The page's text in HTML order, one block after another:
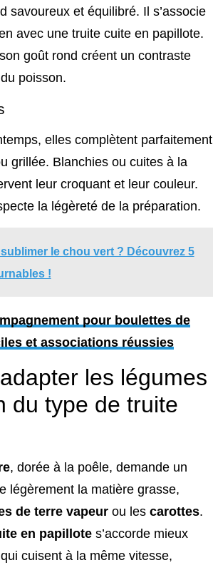
savoureux et équilibré. Il s’associe
avec une truite cuite en papillote.
goût rond créent un contraste
poisson.
elles complètent parfaitement
grillée. Blanchies ou cuites à la
leur croquant et leur couleur.
la légèreté de la préparation.
sublimer le chou vert ? Découvrez 5
!
pour boulettes de
et associations réussies
les légumes
du type de truite
, dorée à la poêle, demande un
légèrement la matière grasse,
de terre vapeur ou les carottes.
en papillote s’accorde mieux
cuisent à la même vitesse,